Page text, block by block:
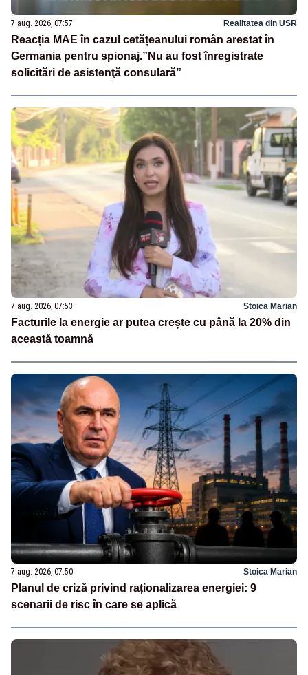
7 aug. 2026, 07:57 Realitatea din USR
Reacția MAE în cazul cetățeanului român arestat în
Germania pentru spionaj.”Nu au fost înregistrate
solicitări de asistenţă consulară”
7 aug. 2026, 07:53 Stoica Marian
Facturile la energie ar putea crește cu până la 20% din
această toamnă
7 aug. 2026, 07:50 Stoica Marian
Planul de criză privind raționalizarea energiei: 9
scenarii de risc în care se aplică